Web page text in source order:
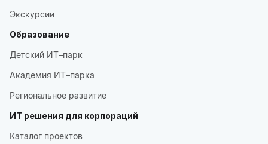
Экскурсии
Образование
Детский ИТ–парк
Академия ИТ–парка
Региональное развитие
ИТ решения для корпораций
Каталог проектов